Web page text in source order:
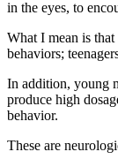
in the eyes, to
What I mean is
behaviors;
In addition, young
produce high
behavior.
These are